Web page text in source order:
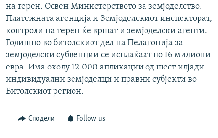
на терен. Освен Министерството за земјоделство,
Платежната агенција и Земјоделскиот инспекторат,
контроли на терен ќе вршат и земјоделски агенти.
Годишно во битолскиот дел на Пелагонија за
земјоделски субвенции се исплаќаат по 16 милиони
евра. Има околу 12.000 апликации од шест илјади
индивидуални земјоделци и правни субјекти во
Битолскиот регион.
Сподели Follow us